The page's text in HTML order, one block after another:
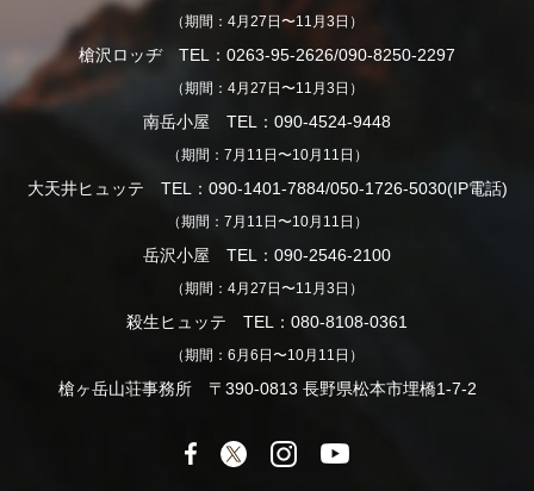
（期間：4月27日〜11月3日）
槍沢ロッヂ TEL：0263-95-2626/090-8250-2297
（期間：4月27日〜11月3日）
南岳小屋 TEL：090-4524-9448
（期間：7月11日〜10月11日）
大天井ヒュッテ TEL：090-1401-7884/050-1726-5030(IP電話)
（期間：7月11日〜10月11日）
岳沢小屋 TEL：090-2546-2100
（期間：4月27日〜11月3日）
殺生ヒュッテ TEL：080-8108-0361
（期間：6月6日〜10月11日）
槍ヶ岳山荘事務所 〒390-0813 長野県松本市埋橋1-7-2